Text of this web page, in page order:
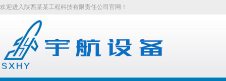
欢迎进入陕西某某工程科技有限责任公司官网！